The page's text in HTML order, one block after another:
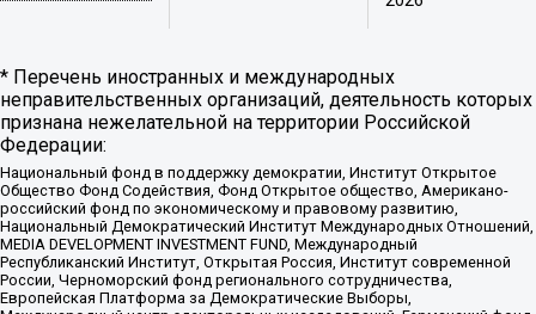
* Перечень иностранных и международных
неправительственных организаций, деятельность которых
признана нежелательной на территории Российской
Федерации:
Национальный фонд в поддержку демократии, Институт Открытое
Общество Фонд Содействия, Фонд Открытое общество, Американо-
российский фонд по экономическому и правовому развитию,
Национальный Демократический Институт Международных Отношений,
MEDIA DEVELOPMENT INVESTMENT FUND, Международный
Республиканский Институт, Открытая Россия, Институт современной
России, Черноморский фонд регионального сотрудничества,
Европейская Платформа за Демократические Выборы,